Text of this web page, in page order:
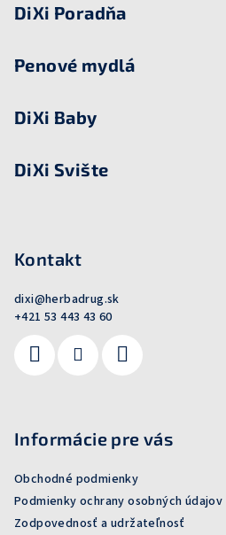
DiXi Poradňa
Penové mydlá
DiXi Baby
DiXi Svište
Kontakt
dixi@herbadrug.sk
+421 53 443 43 60
Informácie pre vás
Obchodné podmienky
Podmienky ochrany osobných údajov
Zodpovednosť a udržateľnosť